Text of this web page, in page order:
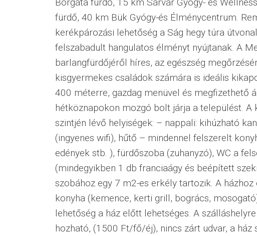
fürdő, 40 km Bük Gyógy-és Élménycentrum.
kerékpározási lehetőség a Ság hegy túra
felszabadult hangulatos élményt nyújtanak. A
barlangfürdőjéről híres, az egészség
kisgyermekes családok számára is ideális
400 méterre, gazdag menüvel és megfizethető
hétköznapokon mozgó bolt járja a települést. A
szintjén lévő helyiségek: – nappali: kihúzható
(ingyenes wifi), hűtő – mindennel felszerelt
edények stb. ), fürdőszoba (zuhanyzó), WC a
(mindegyikben 1 db franciaágy és beépített
szobához egy 7 m2-es erkély tartozik. A
konyha (kemence, kerti grill, bogrács,
lehetőség a ház előtt lehetséges. A
hozható, (1500 Ft/fő/éj), nincs zárt udvar, a ház